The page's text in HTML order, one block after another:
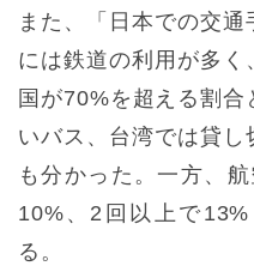
また、「日本での交
には鉄道の利用が多く
国が70%を超える割
いバス、台湾では貸
も分かった。一方、
10%、2回以上で
る。